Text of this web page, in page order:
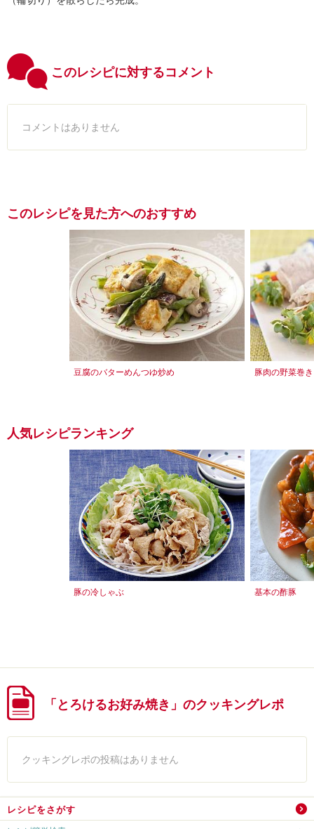
このレシピに対するコメント
コメントはありません
このレシピを見た方へのおすすめ
豆腐のバターめんつゆ炒め 豚肉の野菜巻
人気レシピランキング
豚の冷しゃぶ 基本の酢豚
「とろけるお好み焼き」のクッキングレポ
クッキングレポの投稿はありません
レシピをさがす